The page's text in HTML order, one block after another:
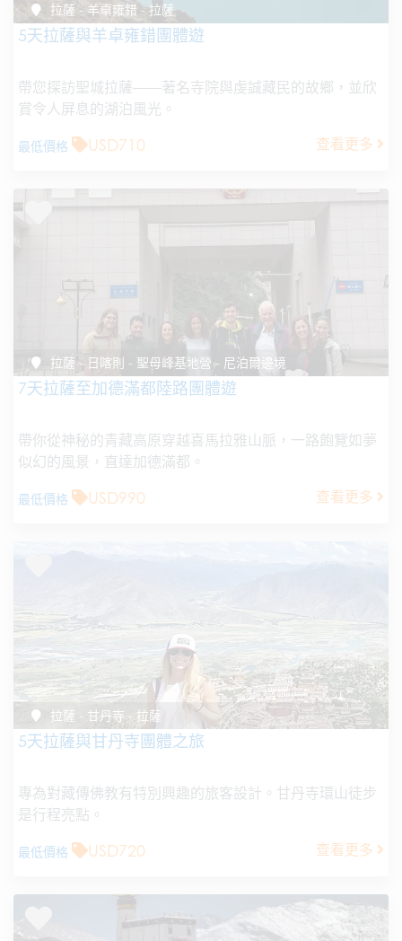
拉薩 - 羊卓雍錯 - 拉薩
5天拉薩與羊卓雍錯團體遊
帶您探訪聖城拉薩——著名寺院與虔誠藏民的故鄉，並欣
賞令人屏息的湖泊風光。
最低價格 USD710 查看更多
拉薩 - 日喀則 - 聖母峰基地營 - 尼泊爾邊境
7天拉薩至加德滿都陸路團體遊
帶你從神秘的青藏高原穿越喜馬拉雅山脈，一路飽覽如夢
似幻的風景，直達加德滿都。
最低價格 USD990 查看更多
拉薩 - 甘丹寺 - 拉薩
5天拉薩與甘丹寺團體之旅
專為對藏傳佛教有特別興趣的旅客設計。甘丹寺環山徒步
是行程亮點。
最低價格 USD720 查看更多